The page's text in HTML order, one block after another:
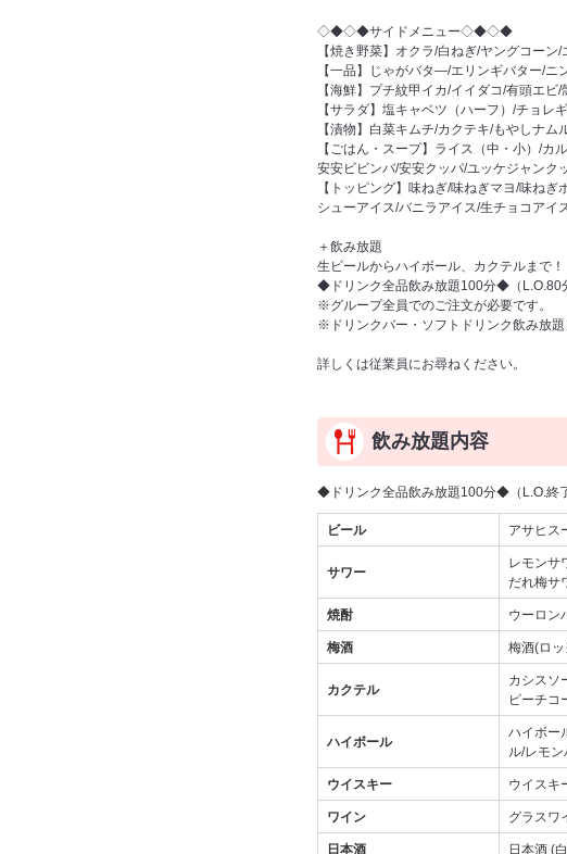
◇◆◇◆サイドメニュー◇◆◇◆
【焼き野菜】オクラ/白ねぎ/ヤングコーン
【一品】じゃがバタ―/エリンギバター/
【海鮮】プチ紋甲イカ/イイダコ/有頭エビ/
【サラダ】塩キャベツ（ハーフ）/チョ
【漬物】白菜キムチ/カクテキ/もやしナ
【ごはん・スープ】ライス（中・小）/カ
安安ビビンバ/安安クッパ/ユッケジャンク
【トッピング】味ねぎ/味ねぎマヨ/味ね
シューアイス/バニラアイス/生チョコアイ
＋飲み放題
生ビールからハイボール、カクテルまで！
◆ドリンク全品飲み放題100分◆（L.O.80
※グループ全員でのご注文が必要です。
※ドリンクバー・ソフトドリンク飲み放題
詳しくは従業員にお尋ねください。
飲み放題内容
◆ドリンク全品飲み放題100分◆（L.O.終
ビール アサヒス
サワー
レモンサ
だれ梅サ
焼酎 ウーロン
梅酒 梅酒(ロ
カクテル
カシスソ
ピーチコ
ハイボール
ハイボー
ル/レモ
ウイスキー ウイスキ
ワイン グラスワ
日本酒 日本酒 (